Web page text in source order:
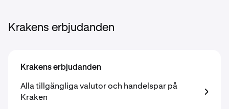
Krakens erbjudanden
Krakens erbjudanden
Alla tillgängliga valutor och handelspar på
Kraken